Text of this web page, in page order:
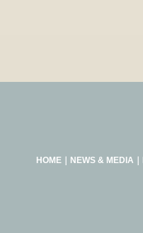
HOME｜ NEWS & MEDIA